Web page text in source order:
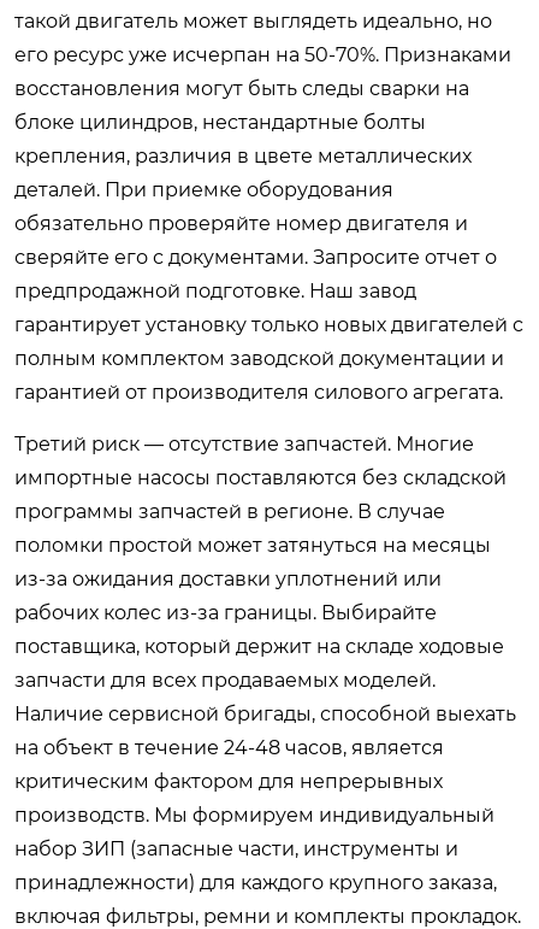
такой двигатель может выглядеть идеально, но
его ресурс уже исчерпан на 50-70%. Признаками
восстановления могут быть следы сварки на
блоке цилиндров, нестандартные болты
крепления, различия в цвете металлических
деталей. При приемке оборудования
обязательно проверяйте номер двигателя и
сверяйте его с документами. Запросите отчет о
предпродажной подготовке. Наш завод
гарантирует установку только новых двигателей с
полным комплектом заводской документации и
гарантией от производителя силового агрегата.
Третий риск — отсутствие запчастей. Многие
импортные насосы поставляются без складской
программы запчастей в регионе. В случае
поломки простой может затянуться на месяцы
из-за ожидания доставки уплотнений или
рабочих колес из-за границы. Выбирайте
поставщика, который держит на складе ходовые
запчасти для всех продаваемых моделей.
Наличие сервисной бригады, способной выехать
на объект в течение 24-48 часов, является
критическим фактором для непрерывных
производств. Мы формируем индивидуальный
набор ЗИП (запасные части, инструменты и
принадлежности) для каждого крупного заказа,
включая фильтры, ремни и комплекты прокладок.